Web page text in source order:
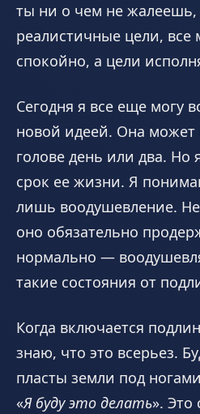
ты ни о чем не
реалистичные цели, все
спокойно, а цели
Сегодня я все еще могу
новой идеей. Она может
голове день или два. Но
срок ее жизни. Я
лишь воодушевление.
оно обязательно
нормально —
такие состояния от
Когда включается
знаю, что это всерьез.
пласты земли под
«Я буду это делать». Это